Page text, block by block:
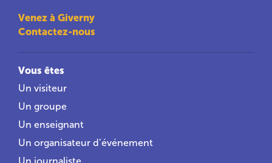
Venez à Giverny
Contactez-nous
Vous êtes
Un visiteur
Un groupe
Un enseignant
Un organisateur d’événement
Un journaliste